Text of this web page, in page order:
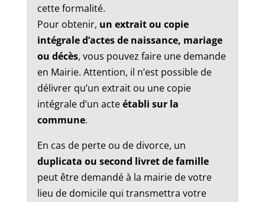
cette formalité.
Pour obtenir, un extrait ou copie
intégrale d’actes de naissance, mariage
ou décès, vous pouvez faire une demande
en Mairie. Attention, il n’est possible de
délivrer qu’un extrait ou une copie
intégrale d’un acteétabli sur la
commune.
En cas de perte ou de divorce, un
duplicata ou second livret de famille
peut être demandé à la mairie de votre
lieu de domicile qui transmettra votre